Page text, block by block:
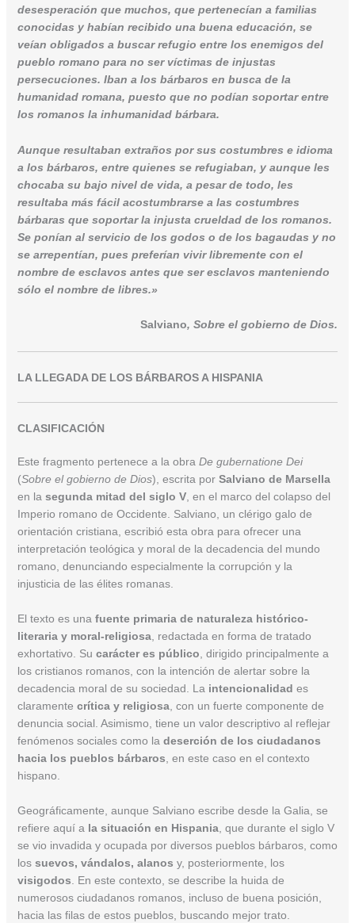
desesperación que muchos, que pertenecían a familias
conocidas y habían recibido una buena educación, se
veían obligados a buscar refugio entre los enemigos del
pueblo romano para no ser víctimas de injustas
persecuciones. Iban a los bárbaros en busca de la
humanidad romana, puesto que no podían soportar entre
los romanos la inhumanidad bárbara.
Aunque resultaban extraños por sus costumbres e idioma
a los bárbaros, entre quienes se refugiaban, y aunque les
chocaba su bajo nivel de vida, a pesar de todo, les
resultaba más fácil acostumbrarse a las costumbres
bárbaras que soportar la injusta crueldad de los romanos.
Se ponían al servicio de los godos o de los bagaudas y no
se arrepentían, pues preferían vivir libremente con el
nombre de esclavos antes que ser esclavos manteniendo
sólo el nombre de libres.»
Salviano, Sobre el gobierno de Dios.
LA LLEGADA DE LOS BÁRBAROS A HISPANIA
CLASIFICACIÓN
Este fragmento pertenece a la obra De gubernatione Dei
(Sobre el gobierno de Dios), escrita por Salviano de Marsella
en la segunda mitad del siglo V, en el marco del colapso del
Imperio romano de Occidente. Salviano, un clérigo galo de
orientación cristiana, escribió esta obra para ofrecer una
interpretación teológica y moral de la decadencia del mundo
romano, denunciando especialmente la corrupción y la
injusticia de las élites romanas.
El texto es una fuente primaria de naturaleza histórico-
literaria y moral-religiosa, redactada en forma de tratado
exhortativo. Su carácter es público , dirigido principalmente a
los cristianos romanos, con la intención de alertar sobre la
decadencia moral de su sociedad. La intencionalidad es
claramente crítica y religiosa, con un fuerte componente de
denuncia social. Asimismo, tiene un valor descriptivo al reflejar
fenómenos sociales como la deserción de los ciudadanos
hacia los pueblos bárbaros , en este caso en el contexto
hispano.
Geográficamente, aunque Salviano escribe desde la Galia, se
refiere aquí a la situación en Hispania, que durante el siglo V
se vio invadida y ocupada por diversos pueblos bárbaros, como
los suevos, vándalos, alanos y, posteriormente, los
visigodos. En este contexto, se describe la huida de
numerosos ciudadanos romanos, incluso de buena posición,
hacia las filas de estos pueblos, buscando mejor trato.